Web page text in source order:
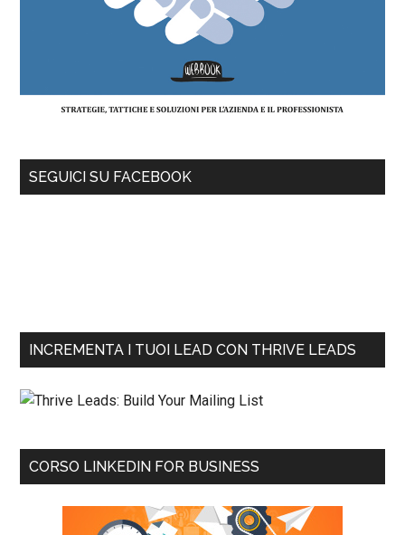
SEGUICI SU FACEBOOK
INCREMENTA I TUOI LEAD CON THRIVE LEADS
CORSO LINKEDIN FOR BUSINESS